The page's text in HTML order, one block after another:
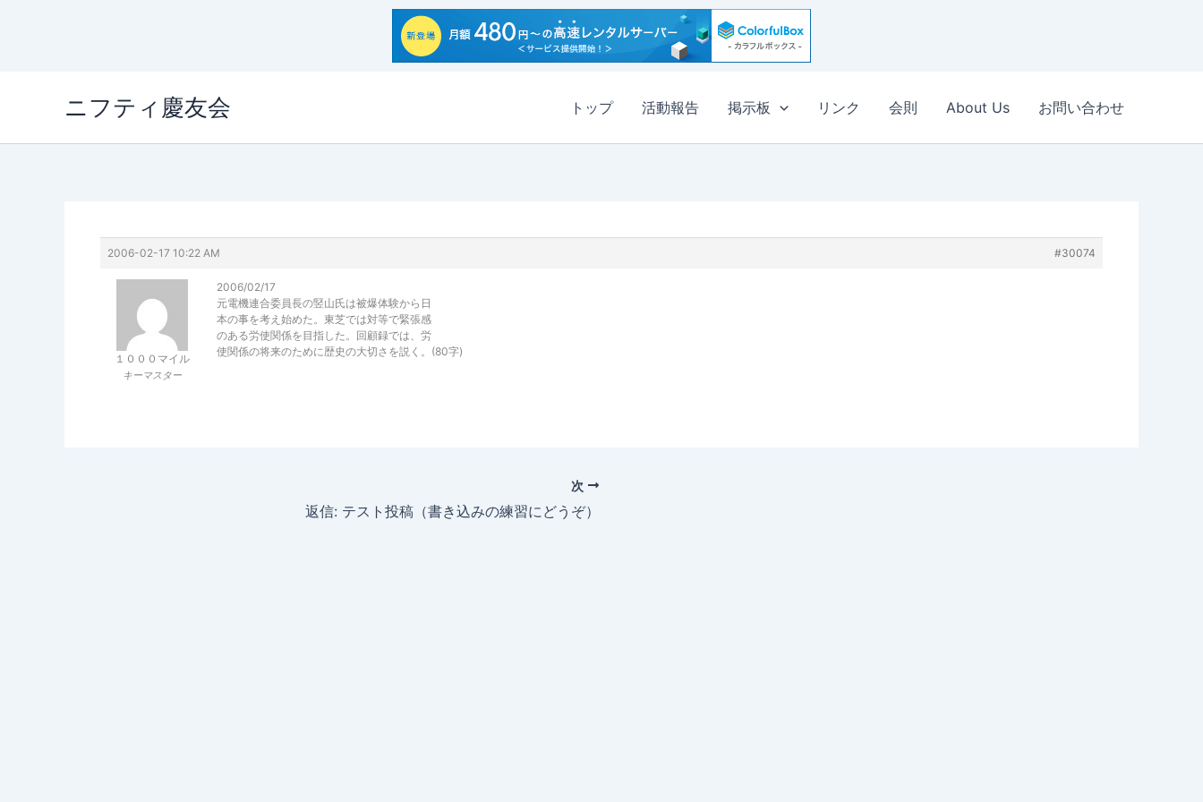
ニフティ慶友会 トップ 活動報告 掲示板 リンク 会則 About Us お問い合わせ
2006-02-17 10:22 AM #30074
１０００マイル
キーマスター
2006/02/17
元電機連合委員長の竪山氏は被爆体験から日
本の事を考え始めた。東芝では対等で緊張感
のある労使関係を目指した。回顧録では、労
使関係の将来のために歴史の大切さを説く。(80字)
次
返信: テスト投稿（書き込みの練習にどうぞ）